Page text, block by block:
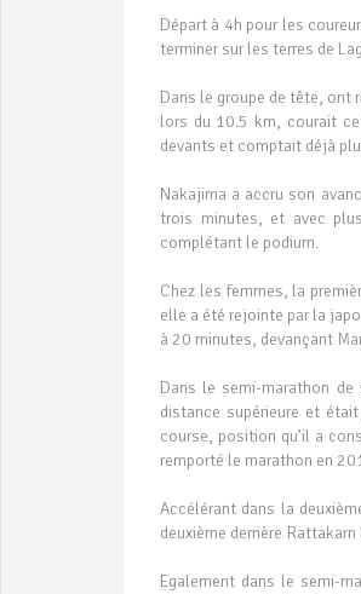
Départ à 4h pour les
terminer sur les terres de
Dans le groupe de tête, ont
lors du 10.5 km, courait
devants et comptait déjà
Nakajima a accru son
trois minutes, et avec
complétant le podium.
Chez les femmes, la
elle a été rejointe par la
à 20 minutes, devançant
Dans le semi-marathon
distance supérieure et
course, position qu’il a
remporté le marathon en
Accélérant dans la
deuxième derrière
Egalement dans le semi-